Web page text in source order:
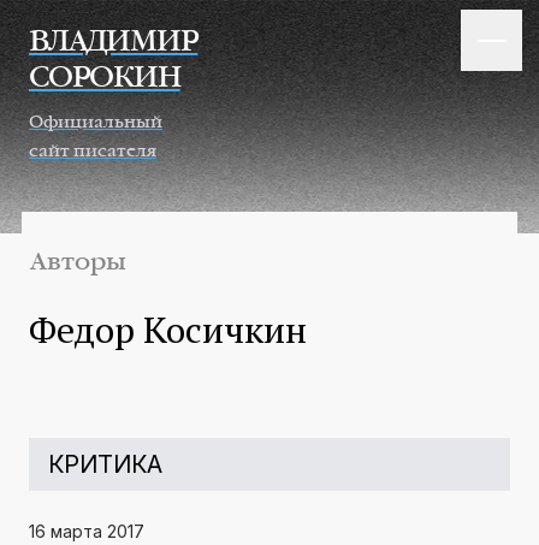
Перейти к основному содержанию
ВЛАДИМИР
СОРОКИН
Официальный
сайт писателя
Авторы
Федор Косичкин
КРИТИКА
16 марта 2017